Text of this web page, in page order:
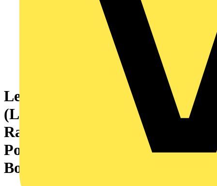
Leiterplattensteckverbinder
(Leiteranschluss), 160 V, 8 A,
Raster in mm: 3.81, 1.5 mm²,
Polzahl: 3, Zugbügelanschluss,
Box